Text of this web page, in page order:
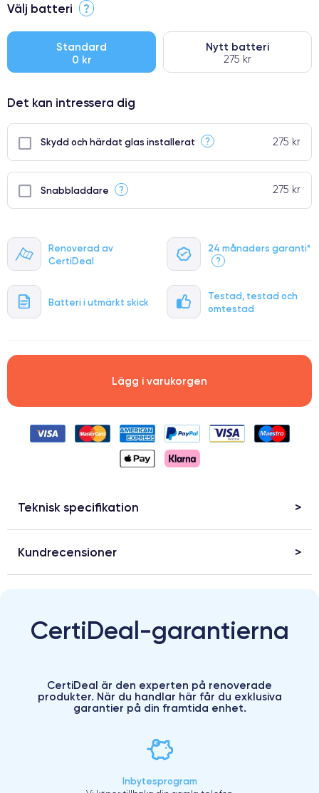
Renoverad av
CertiDeal
24 månaders garanti*
?
Batteri i utmärkt skick
Testad, testad och
omtestad
Välj batteri ?
Standard
0 kr
Nytt batteri
275 kr
Det kan intressera dig
Skydd och härdat glas installerat ? 275 kr
Snabbladdare ? 275 kr
Lägg i varukorgen
Teknisk specifikation
Kundrecensioner
CertiDeal-garantierna
CertiDeal är den experten på renoverade
produkter. När du handlar här får du exklusiva
garantier på din framtida enhet.
Inbytesprogram